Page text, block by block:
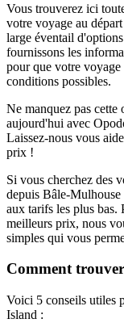
Vous trouverez ici
votre voyage au
large éventail
fournissons les
pour que votre voyage
conditions possibles.
Ne manquez pas cette
aujourd'hui avec
Laissez-nous vous
prix !
Si vous cherchez des
depuis Bâle-
aux tarifs les plus bas.
meilleurs prix, nous
simples qui vous
Comment
Voici 5 conseils utiles
Island :